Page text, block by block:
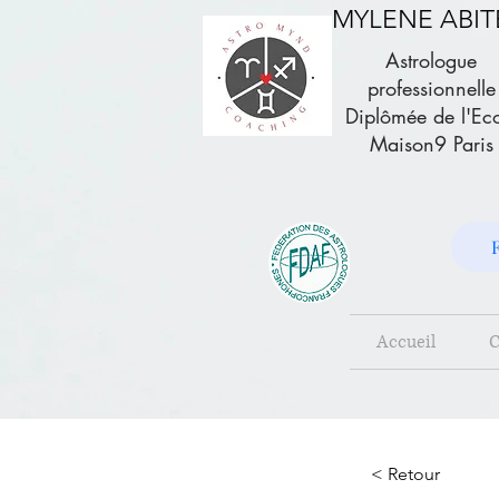
Astrologue
professionnelle
Diplômée de
Maison9 Paris
MYLENE
Accueil
< Retour